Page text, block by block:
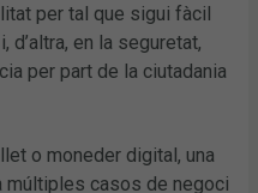
per tal que sigui fàcil
en la seguretat,
per part de la ciutadania
o moneder digital, una
múltiples casos de negoci